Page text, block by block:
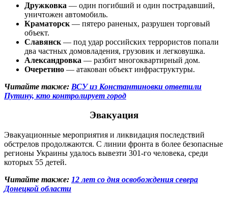
Дружковка — один погибший и один пострадавший,
уничтожен автомобиль.
Краматорск — пятеро раненых, разрушен торговый
объект.
Славянск — под удар российских террористов попали
два частных домовладения, грузовик и легковушка.
Александровка — разбит многоквартирный дом.
Очеретино — атакован объект инфраструктуры.
Читайте также: ВСУ из Константиновки ответили
Путину, кто контролирует город
Эвакуация
Эвакуационные мероприятия и ликвидация последствий
обстрелов продолжаются. С линии фронта в более безопасные
регионы Украины удалось вывезти 301-го человека, среди
которых 55 детей.
Читайте также: 12 лет со дня освобождения севера
Донецкой области